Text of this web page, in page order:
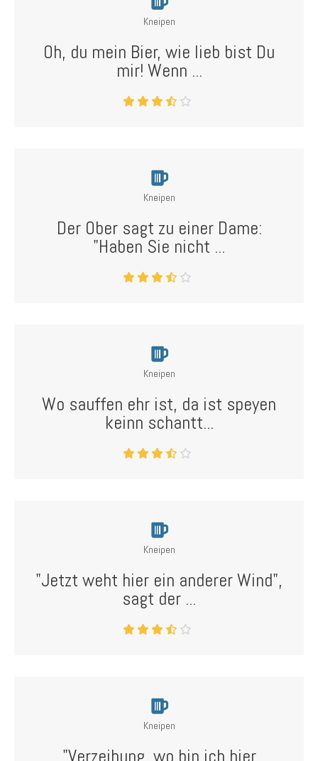
Kneipen
Oh, du mein Bier, wie lieb bist Du
mir! Wenn ...
Kneipen
Der Ober sagt zu einer Dame:
"Haben Sie nicht ...
Kneipen
Wo sauffen ehr ist, da ist speyen
keinn schantt...
Kneipen
"Jetzt weht hier ein anderer Wind",
sagt der ...
Kneipen